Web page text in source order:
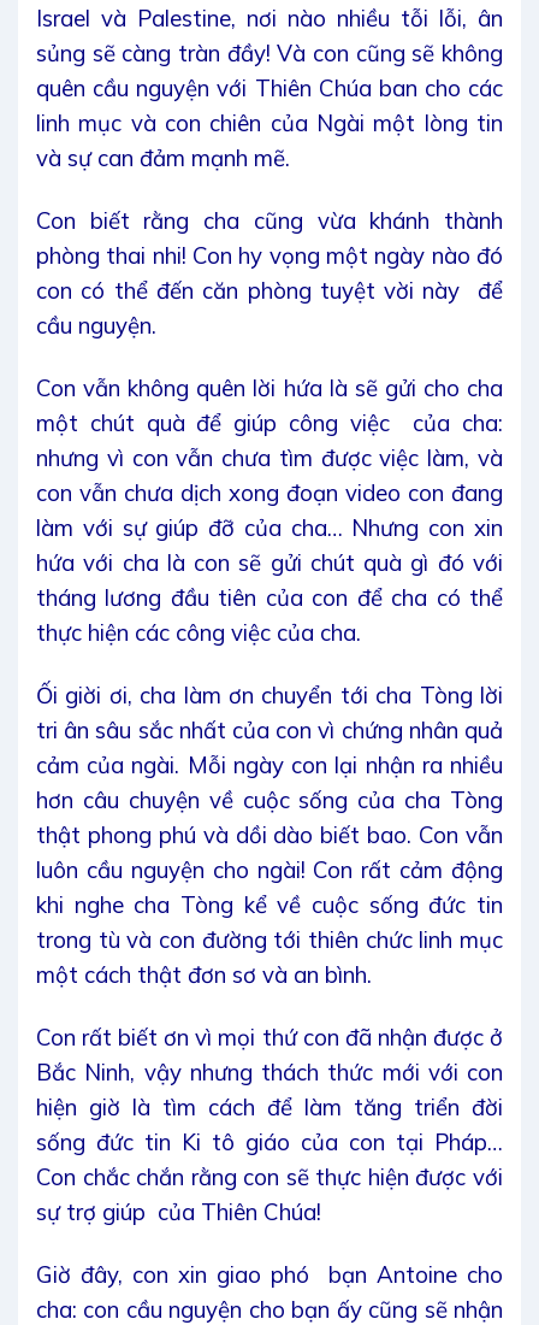
Israel và Palestine, nơi nào nhiều tỗi lỗi, ân
sủng sẽ càng tràn đầy! Và con cũng sẽ không
quên cầu nguyện với Thiên Chúa ban cho các
linh mục và con chiên của Ngài một lòng tin
và sự can đảm mạnh mẽ.
Con biết rằng cha cũng vừa khánh thành
phòng thai nhi! Con hy vọng một ngày nào đó
con có thể đến căn phòng tuyệt vời này để
cầu nguyện.
Con vẫn không quên lời hứa là sẽ gửi cho cha
một chút quà để giúp công việc của cha:
nhưng vì con vẫn chưa tìm được việc làm, và
con vẫn chưa dịch xong đoạn video con đang
làm với sự giúp đỡ của cha… Nhưng con xin
hứa với cha là con sẽ gửi chút quà gì đó với
tháng lương đầu tiên của con để cha có thể
thực hiện các công việc của cha.
Ối giời ơi, cha làm ơn chuyển tới cha Tòng lời
tri ân sâu sắc nhất của con vì chứng nhân quả
cảm của ngài. Mỗi ngày con lại nhận ra nhiều
hơn câu chuyện về cuộc sống của cha Tòng
thật phong phú và dồi dào biết bao. Con vẫn
luôn cầu nguyện cho ngài! Con rất cảm động
khi nghe cha Tòng kể về cuộc sống đức tin
trong tù và con đường tới thiên chức linh mục
một cách thật đơn sơ và an bình.
Con rất biết ơn vì mọi thứ con đã nhận được ở
Bắc Ninh, vậy nhưng thách thức mới với con
hiện giờ là tìm cách để làm tăng triển đời
sống đức tin Ki tô giáo của con tại Pháp…
Con chắc chắn rằng con sẽ thực hiện được với
sự trợ giúp của Thiên Chúa!
Giờ đây, con xin giao phó bạn Antoine cho
cha: con cầu nguyện cho bạn ấy cũng sẽ nhận